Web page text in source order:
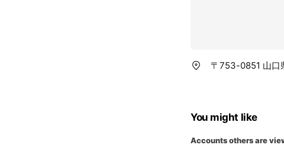
〒753-0851 山口
You might like
Accounts others are